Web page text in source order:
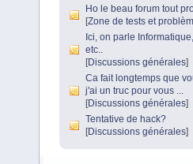
Ho le beau forum tout
[Zone de tests et
Ici, on parle
etc..
[Discussions générales]
Ca fait longtemps que
j'ai un truc pour vous ...
[Discussions générales]
Tentative de hack?
[Discussions générales]